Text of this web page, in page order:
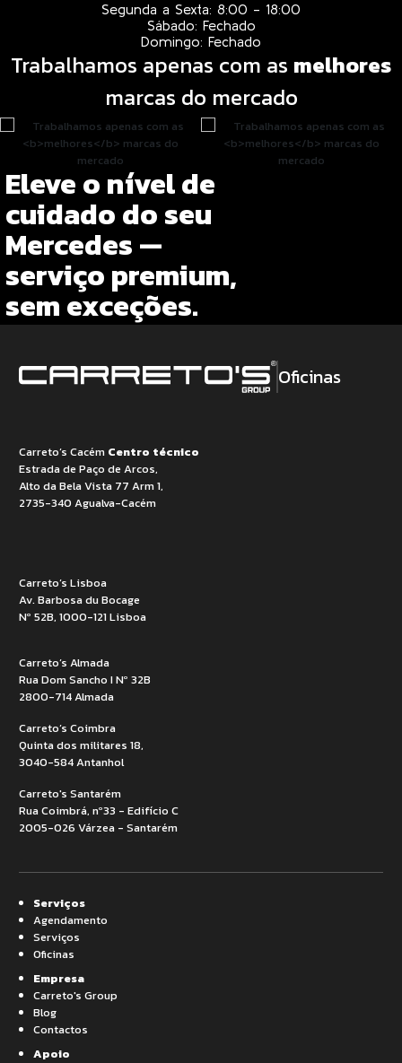
Segunda a Sexta: 8:00 - 18:00
Sábado: Fechado
Domingo: Fechado
Trabalhamos apenas com as melhores
marcas do mercado
Eleve o nível de
cuidado do seu
Mercedes —
serviço premium,
sem exceções.
Oficinas
Carreto’s Cacém Centro técnico
Estrada de Paço de Arcos,
Alto da Bela Vista 77 Arm 1,
2735-340 Agualva-Cacém
Carreto’s Lisboa
Av. Barbosa du Bocage
Nº 52B, 1000-121 Lisboa
Carreto’s Almada
Rua Dom Sancho I Nº 32B
2800-714 Almada
Carreto’s Coimbra
Quinta dos militares 18,
3040-584 Antanhol
Carreto's Santarém
Rua Coimbrá, nº33 - Edifício C
2005-026 Várzea - Santarém
Serviços
Agendamento
Serviços
Oficinas
Empresa
Carreto's Group
Blog
Contactos
Apoio